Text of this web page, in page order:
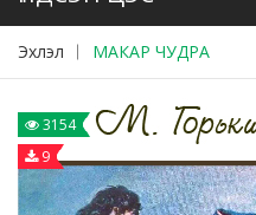
Эхлэл МАКАР ЧУДРА
3154
9